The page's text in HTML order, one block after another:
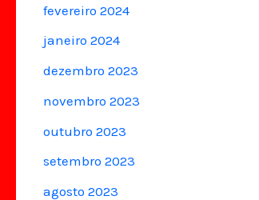
fevereiro 2024
janeiro 2024
dezembro 2023
novembro 2023
outubro 2023
setembro 2023
agosto 2023